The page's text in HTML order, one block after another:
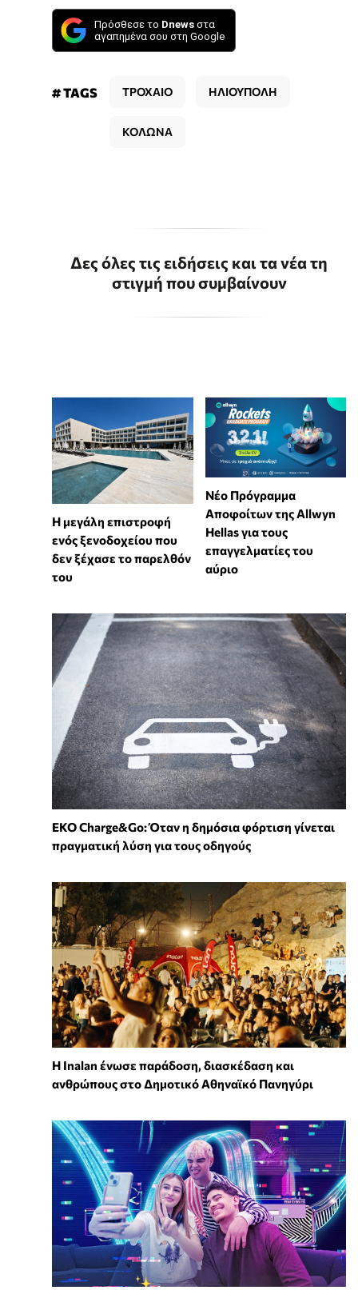
Πρόσθεσε το Dnews στα
αγαπημένα σου στη Google
# TAGS ΤΡΟΧΑΙΟ ΗΛΙΟΥΠΟΛΗ
ΚΟΛΩΝΑ
Δες όλες τις ειδήσεις και τα νέα τη
στιγμή που συμβαίνουν
Η μεγάλη επιστροφή
ενός ξενοδοχείου που
δεν ξέχασε το παρελθόν
του
Νέο Πρόγραμμα
Αποφοίτων της Allwyn
Hellas για τους
επαγγελματίες του
αύριο
EKO Charge&Go: Όταν η δημόσια φόρτιση γίνεται
πραγματική λύση για τους οδηγούς
Η Inalan ένωσε παράδοση, διασκέδαση και
ανθρώπους στο Δημοτικό Αθηναϊκό Πανηγύρι